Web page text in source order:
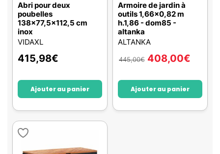
Abri pour deux
poubelles
138x77,5x112,5 cm
inox
VIDAXL
415,98€
Ajouter au panier
Armoire de jardin à
outils 1,66x0,82 m
h.1,86 - dom85 -
altanka
ALTANKA
445,00€ 408,00€
Ajouter au panier